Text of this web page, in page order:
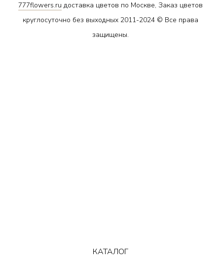
777flowers.ru доставка цветов по Москве, Заказ цветов
круглосуточно без выходных 2011-2024 © Все права
защищены.
КАТАЛОГ